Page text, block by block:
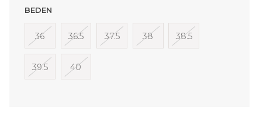
BEDEN
36 36.5 37.5 38 38.5
39.5 40